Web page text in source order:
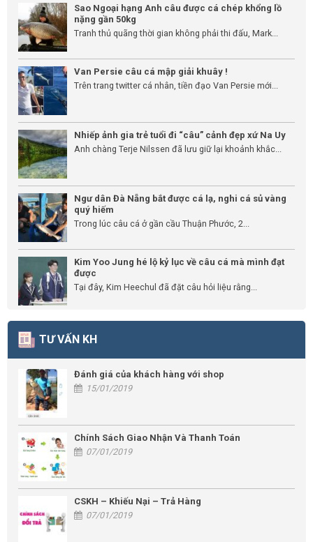
Sao Ngoại hạng Anh câu được cá chép khổng lồ
nặng gần 50kg
Tranh thủ quãng thời gian không phải thi đấu, Mark...
Van Persie câu cá mập giải khuây !
Trên trang twitter cá nhân, tiền đạo Van Persie mới...
Nhiếp ảnh gia trẻ tuổi đi “câu” cảnh đẹp xứ Na Uy
Anh chàng Terje Nilssen đã lưu giữ lại khoảnh khắc...
Ngư dân Đà Nẵng bắt được cá lạ, nghi cá sủ vàng
quý hiếm
Trong lúc câu cá ở gần cầu Thuận Phước, 2...
Kim Yoo Jung hé lộ kỷ lục về câu cá mà mình đạt
được
Tại đây, Kim Heechul đã đặt câu hỏi liệu rằng...
TƯ VẤN KH
Đánh giá của khách hàng với shop
15/01/2019
Chính Sách Giao Nhận Và Thanh Toán
07/01/2019
CSKH – Khiếu Nại – Trả Hàng
07/01/2019